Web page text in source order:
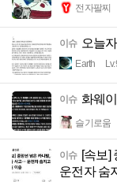
전자팔찌
이슈 오늘
Earth
이슈 화웨
슬기로움
이슈 [속보]
운전자 숨